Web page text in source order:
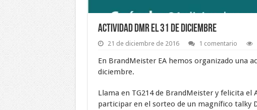
Actividad DMR el 31 de diciembre
21 de diciembre de 2016 1 comentario
En BrandMeister EA hemos organizado una
diciembre.
Llama en TG214 de BrandMeister y felicita
participar en el sorteo de un magnífico talky